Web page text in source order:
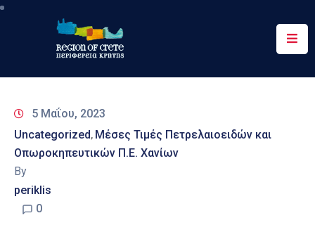
Περιφέρεια
&
Δράσεις
Ψηφιακές
Υπηρεσίες
5 Μαΐου, 2023
Uncategorized‚ Μέσες Τιμές Πετρελαιοειδών και
Οπωροκηπευτικών Π.Ε. Χανίων
By
periklis
0